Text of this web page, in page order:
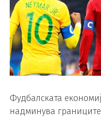
Фудбалската
надминува